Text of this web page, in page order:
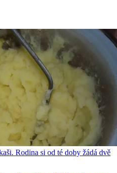
Rodina si od té doby žádá dvě